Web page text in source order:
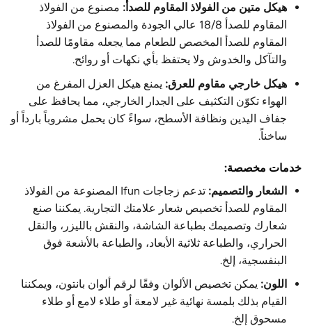
هيكل متين من الفولاذ المقاوم للصدأ: مصنوع من الفولاذ
المقاوم للصدأ 18/8 عالي الجودة والمصنوع من الفولاذ
المقاوم للصدأ المخصص للطعام مما يجعله مقاومًا للصدأ
والتآكل والخدوش ولا يحتفظ بأي نكهات أو روائح.
هيكل خارجي مقاوم للعرق: يمنع هيكل العزل المفرغ من
الهواء تكوّن التكثيف على الجدار الخارجي، مما يحافظ على
جفاف اليدين ونظافة الأسطح، سواءً كان يحمل مشروباً بارداً أو
ساخناً.
خدمات مخصصة:
الشعار والتصميم:
تدعم زجاجات Ifun المصنوعة من الفولاذ
المقاوم للصدأ تخصيص شعار علامتك التجارية. يمكننا صنع
شعارك وتصميمك بطباعة الشاشة، والنقش بالليزر، والنقل
الحراري، والطباعة ثلاثية الأبعاد، والطباعة بالأشعة فوق
البنفسجية، إلخ.
اللون: يمكن تخصيص الألوان وفقًا لرقم ألوان بانتون، ويمكننا
القيام بذلك بلمسة نهائية غير لامعة أو طلاء لامع أو طلاء
مسحوق إلخ.